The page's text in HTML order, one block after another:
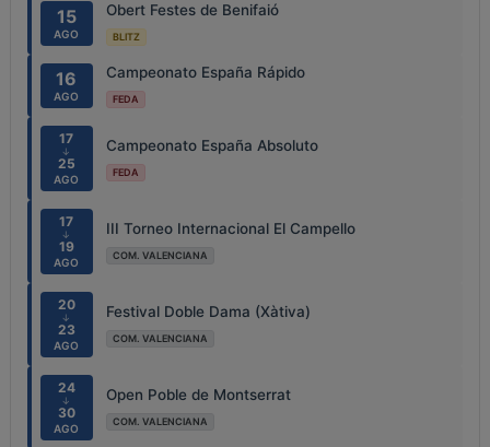
15
AGO
Obert Festes de Benifaió
BLITZ
16
AGO
Campeonato España Rápido
FEDA
17
↓
25
AGO
Campeonato España Absoluto
FEDA
17
↓
19
AGO
III Torneo Internacional El Campello
COM. VALENCIANA
20
↓
23
AGO
Festival Doble Dama (Xàtiva)
COM. VALENCIANA
24
↓
30
AGO
Open Poble de Montserrat
COM. VALENCIANA